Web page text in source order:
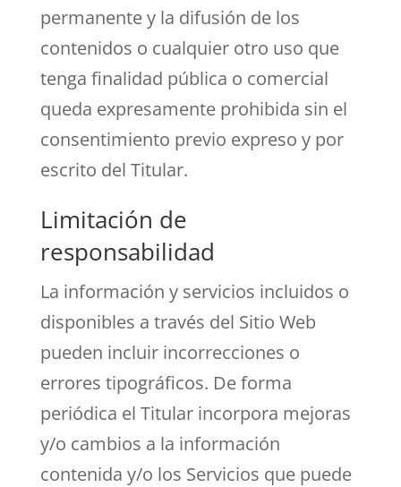
permanente y la difusión de los
contenidos o cualquier otro uso que
tenga finalidad pública o comercial
queda expresamente prohibida sin el
consentimiento previo expreso y por
escrito del Titular.
Limitación de
responsabilidad
La información y servicios incluidos o
disponibles a través del Sitio Web
pueden incluir incorrecciones o
errores tipográficos. De forma
periódica el Titular incorpora mejoras
y/o cambios a la información
contenida y/o los Servicios que puede